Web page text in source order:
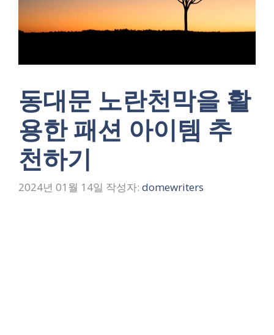
동대문 노란천막을 활
용한 패션 아이템 추
천하기
2024년 01월 14일 작성자: domewriters